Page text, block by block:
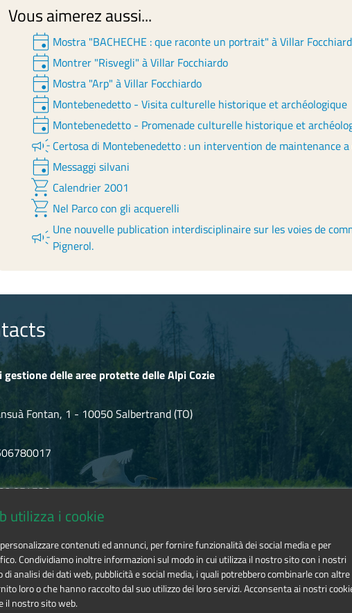
Vous aimerez aussi...
event Mostra "BACHECHE : que raconte un portrait" à Villar
event Montrer "Risvegli" à Villar Focchiardo
event Mostra "Arp" à Villar Focchiardo
event Montebenedetto - Visita culturelle historique et archéologique
event Montebenedetto - Promenade culturelle historique et
campaign Certosa di Montebenedetto : un intervention de maintenance
event Messaggi silvani
shopping_cart Calendrier 2001
shopping_cart Nel Parco con gli acquerelli
campaign Une nouvelle publication interdisciplinaire sur les voies de
Pignerol.
gestione delle aree protette delle Alpi Cozie
Fontan, 1 - 10050 Salbertrand (TO)
utilizza i cookie
contenuti ed annunci, per fornire funzionalità dei social media e per
Condividiamo inoltre informazioni sul modo in cui utilizza il nostro sito con i nostri
di analisi dei dati web, pubblicità e social media, i quali potrebbero combinarle con altre
loro o che hanno raccolto dal suo utilizzo dei loro servizi. Acconsenta ai nostri
il nostro sito web.